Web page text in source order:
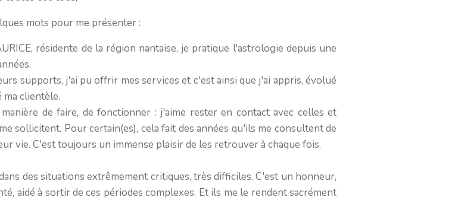
mots pour me présenter :
résidente de la région nantaise, je pratique l'astrologie depuis une
supports, j'ai pu offrir mes services et c'est ainsi que j'ai appris, évolué
ma clientèle.
de faire, de fonctionner : j'aime rester en contact avec celles et
sollicitent. Pour certain(es), cela fait des années qu'ils me consultent de
vie. C'est toujours un immense plaisir de les retrouver à chaque fois.
des situations extrêmement critiques, très difficiles. C'est un honneur,
aidé à sortir de ces périodes complexes. Et ils me le rendent sacrément